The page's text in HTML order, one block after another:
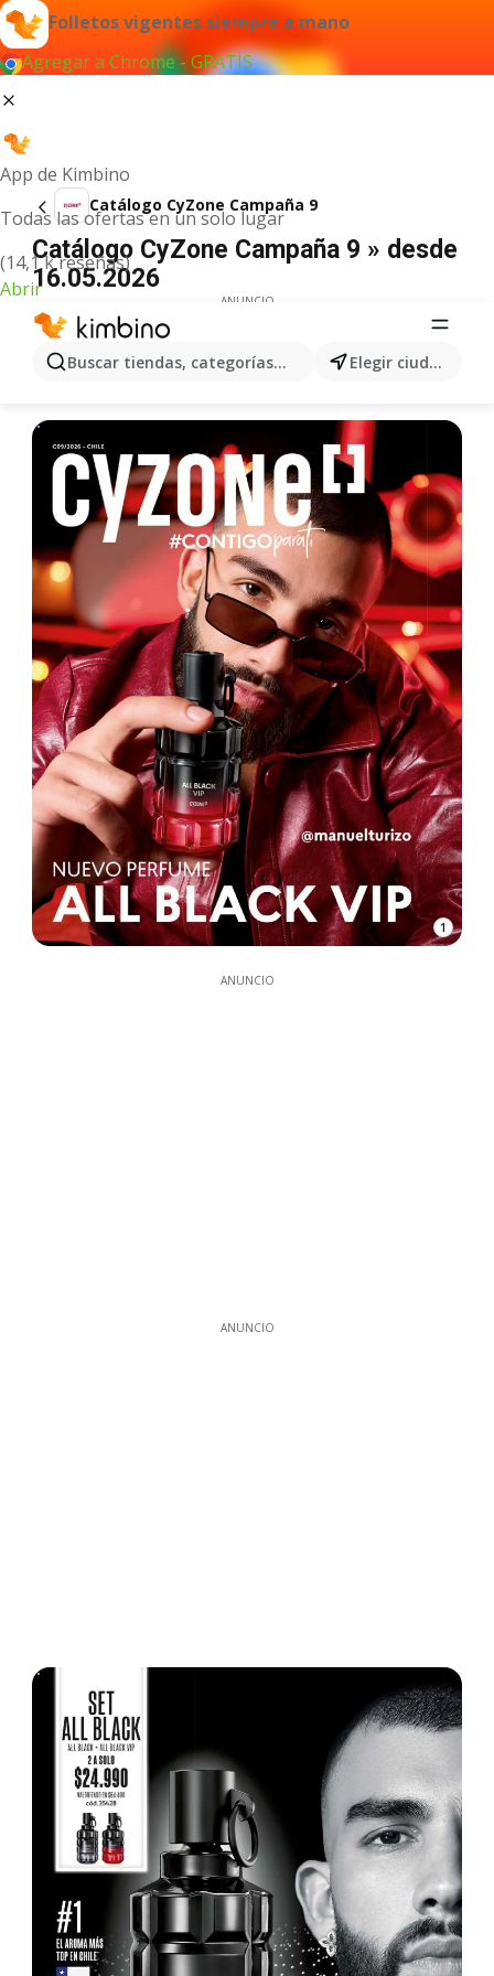
Folletos vigentes siempre a mano
Agregar a Chrome - GRATIS
App de Kimbino
Todas las ofertas en un solo lugar
(14,1 k reseñas)
Abrir
Buscar tiendas, categorías, productos... Elegir ciudad
Catálogo CyZone Campaña 9
Catálogo CyZone Campaña 9 » desde
16.05.2026
ANUNCIO
1
ANUNCIO
ANUNCIO